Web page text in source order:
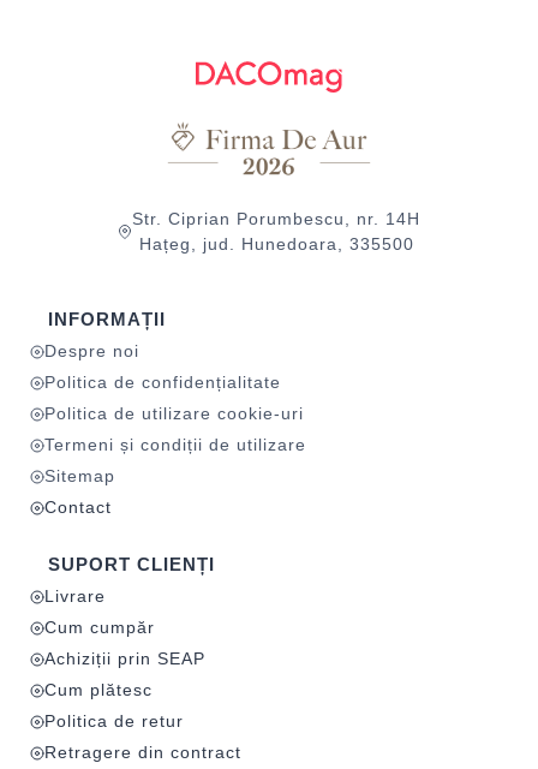
Str. Ciprian Porumbescu, nr. 14H
Hațeg, jud. Hunedoara, 335500
INFORMAȚII
Despre noi
Politica de confidențialitate
Politica de utilizare cookie-uri
Termeni și condiții de utilizare
Sitemap
Contact
SUPORT CLIENȚI
Livrare
Cum cumpăr
Achiziții prin SEAP
Cum plătesc
Politica de retur
Retragere din contract